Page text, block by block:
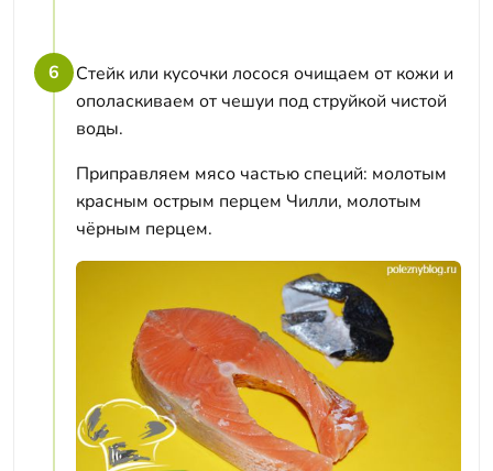
6
Стейк или кусочки лосося очищаем от кожи и
ополаскиваем от чешуи под струйкой чистой
воды.
Приправляем мясо частью специй: молотым
красным острым перцем Чилли, молотым
чёрным перцем.